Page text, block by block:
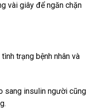
vài giây để ngăn chặn
trạng bệnh nhân và
sang insulin người cũng